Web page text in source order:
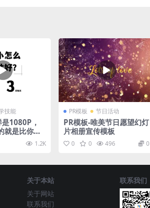
技能
1080P，
就是比你的
1.2K
PR模板 节日活动
PR模板-唯美节日愿望幻灯
片相册宣传模板
0 0 496 0
关于本站
关于网站
联系我们
联系我们